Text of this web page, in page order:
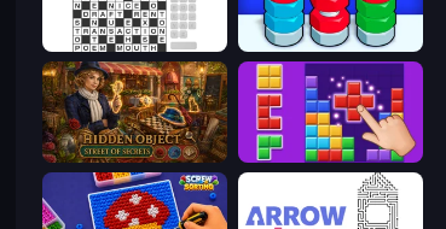
Crossword
Hidden Object: Street Of Secrets BlockBuster Puzzle